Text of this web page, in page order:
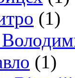
(1)
(1)